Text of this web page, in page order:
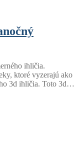
ihličia.
ktoré vyzerajú ako
3d ihličia. Toto 3d…